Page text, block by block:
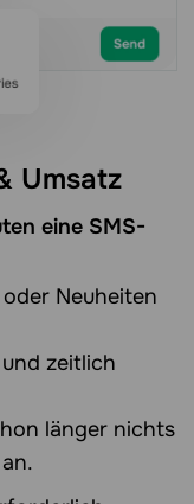
Umsatz
eine SMS-
Neuheiten
zeitlich
länger nichts